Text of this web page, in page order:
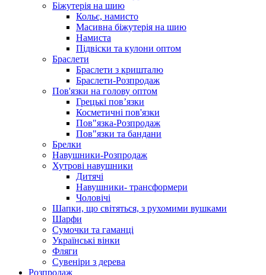
Біжутерія на шию
Кольє, намисто
Масивна біжутерія на шию
Намиста
Підвіски та кулони оптом
Браслети
Браслети з кришталю
Браслети-Розпродаж
Пов'язки на голову оптом
Грецькі пов’язки
Косметичні пов'язки
Пов"язка-Розпродаж
Пов"язки та бандани
Брелки
Навушники-Розпродаж
Хутрові навушники
Дитячі
Навушники- трансформери
Чоловічі
Шапки, що світяться, з рухомими вушками
Шарфи
Сумочки та гаманці
Українські вінки
Фляги
Сувеніри з дерева
Розпродаж